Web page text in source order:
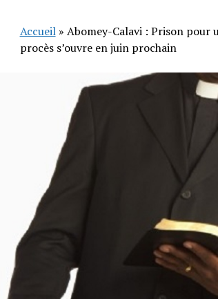
Accueil» Abomey-Calavi : Prison pour
procès s’ouvre en juin prochain